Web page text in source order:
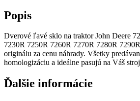
Popis
Dverové ľavé sklo na traktor John Deere
7230R 7250R 7260R 7270R 7280R
originálu za cenu náhrady. Všetky
homologizáciu a ideálne pasujú na Váš
Ďalšie informácie